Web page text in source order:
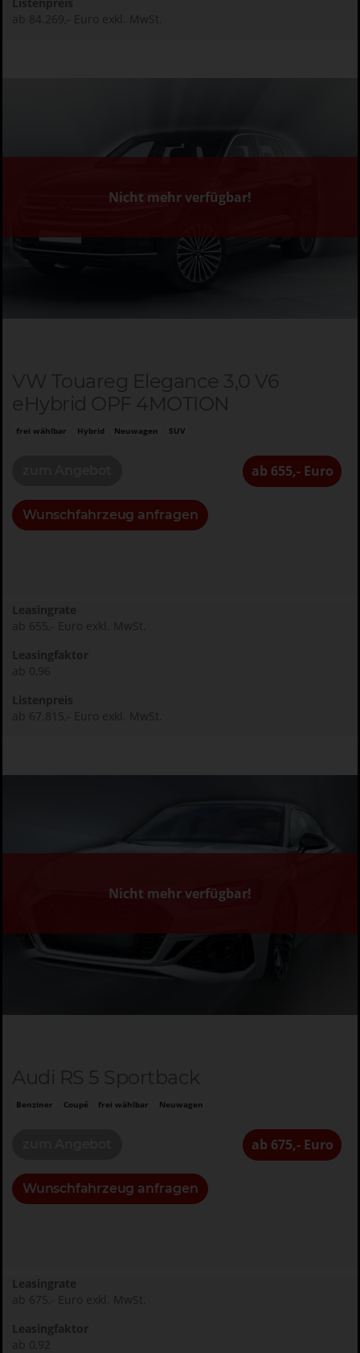
Listenpreis
ab 84.269,- Euro exkl. MwSt.
Nicht mehr verfügbar!
VW Touareg Elegance 3,0 V6
eHybrid OPF 4MOTION
frei wählbar Hybrid Neuwagen SUV
ab 655,- Euro
Wunschfahrzeug anfragen
Leasingrate
ab 655,- Euro exkl. MwSt.
Leasingfaktor
ab 0,96
Listenpreis
ab 67.815,- Euro exkl. MwSt.
Nicht mehr verfügbar!
Audi RS 5 Sportback
Benziner Coupé frei wählbar Neuwagen
ab 675,- Euro
Wunschfahrzeug anfragen
Leasingrate
ab 675,- Euro exkl. MwSt.
Leasingfaktor
ab 0,92